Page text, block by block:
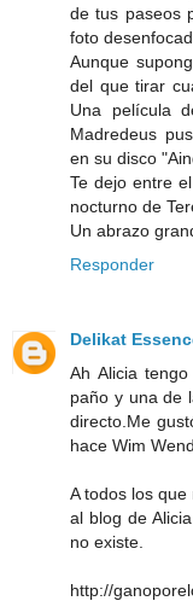
de tus paseos
foto
Aunque
del que tirar
Una película
Madredeus
en su disco
Te dejo entre
nocturno de
Un abrazo
Responder
Delikat
Ah Alicia
paño y una de
directo.Me
hace Wim
A todos los
al blog de
no existe.
http://